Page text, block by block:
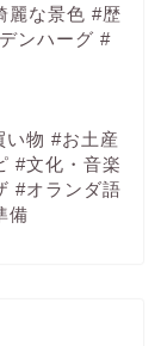
麗な景色 #歴
ンハーグ #
い物 #お土産
#文化・音楽
#オランダ語
備